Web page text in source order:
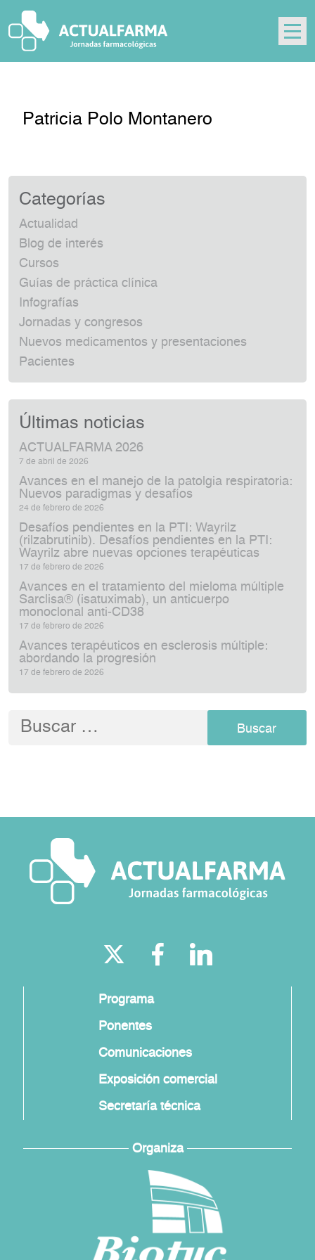
content
Patricia Polo Montanero
Categorías
Actualidad
Blog de interés
Cursos
Guías de práctica clínica
Infografías
Jornadas y congresos
Nuevos medicamentos y presentaciones
Pacientes
Últimas noticias
ACTUALFARMA 2026
7 de abril de 2026
Avances en el manejo de la patolgia respiratoria:
Nuevos paradigmas y desafíos
24 de febrero de 2026
Desafíos pendientes en la PTI: Wayrilz
(rilzabrutinib). Desafíos pendientes en la PTI:
Wayrilz abre nuevas opciones terapéuticas
17 de febrero de 2026
Avances en el tratamiento del mieloma múltiple
Sarclisa® (isatuximab), un anticuerpo
monoclonal anti‑CD38
17 de febrero de 2026
Avances terapéuticos en esclerosis múltiple:
abordando la progresión
17 de febrero de 2026
Buscar:
Programa
Ponentes
Comunicaciones
Exposición comercial
Secretaría técnica
Organiza